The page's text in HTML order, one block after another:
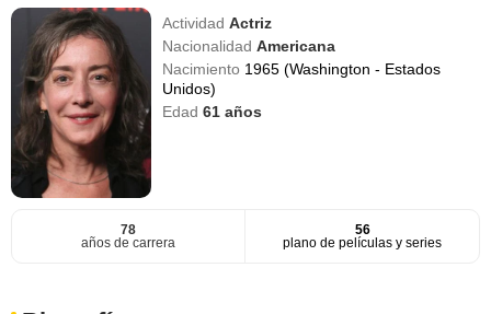
ActividadActriz
NacionalidadAmericana
Nacimiento 1965 (Washington - Estados
Unidos)
Edad61 años
78
años de carrera
56
plano de películas y series